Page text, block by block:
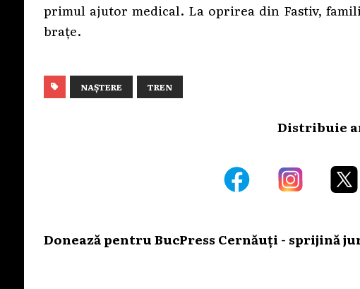
primul ajutor medical. La oprirea din Fastiv,
brațe.
NAȘTERE TREN
Distribuie
Donează pentru BucPress Cernăuți - sprijină